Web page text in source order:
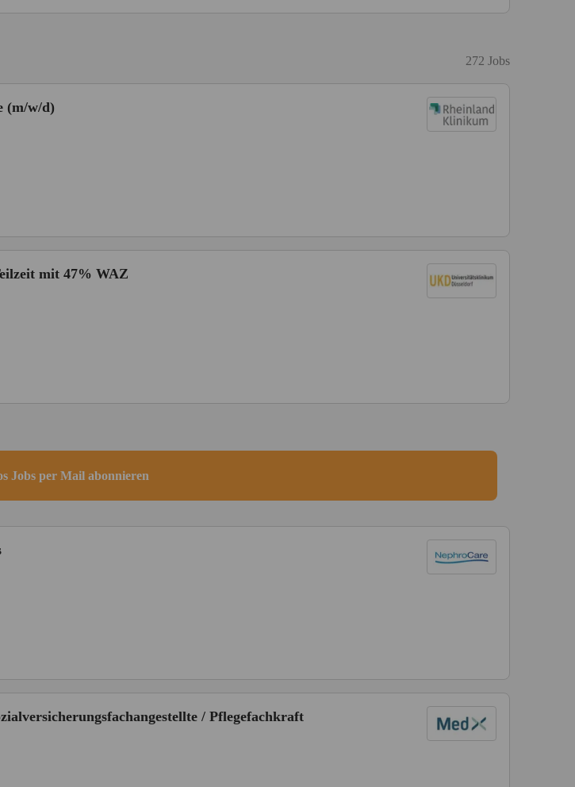
272 Jobs
(m/w/d)
mit 47% WAZ
Jobs per Mail abonnieren
/ Pflegefachkraft